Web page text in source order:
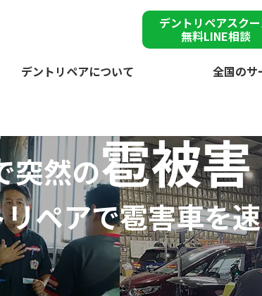
デントリペアスク
無料LINE相談
デントリペアについて 全国のサ
突然の雹被害
ペアで雹害車を